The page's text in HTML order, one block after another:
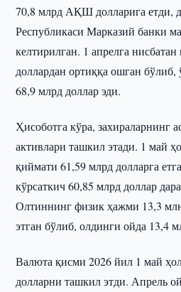
70,8 млрд АҚШ долларига етди,
Республикаси Марказий банки
келтирилган. 1 апрелга
доллардан ортиққа ошган
68,9 млрд доллар эди.
Ҳисоботга кўра, захираларнинг
активлари ташкил этади. 1 май
қиймати 61,59 млрд долларга
кўрсаткич 60,85 млрд доллар
Олтиннинг физик ҳажми 13,3
этган бўлиб, олдинги ойда 13,4
Валюта қисми 2026 йил 1 май
долларни ташкил этди. Апрель